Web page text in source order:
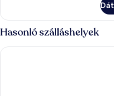
Hasonló szálláshelyek
Renaissance Bali Uluwatu Resort